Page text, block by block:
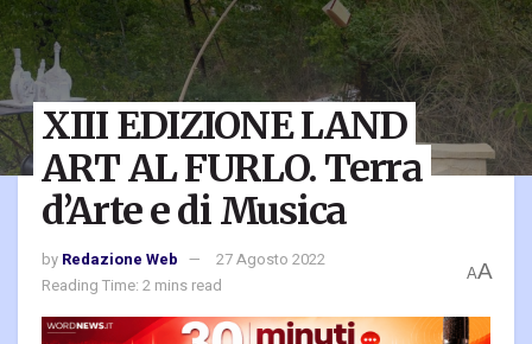
XIII EDIZIONE LAND
ART AL FURLO. Terra
d’Arte e di Musica
by Redazione Web
27 Agosto 2022
Reading Time: 2 mins read
AA